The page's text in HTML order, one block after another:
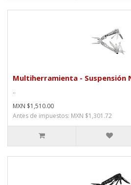
Multiherramienta - Suspensión
..
MXN $1,510.00
Antes de impuestos: MXN $1,301.72